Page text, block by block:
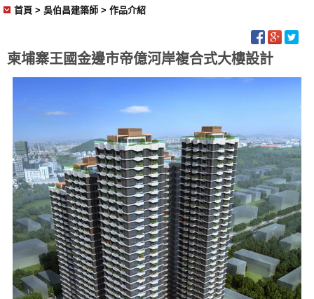
首頁 > 吳伯昌建築師 > 作品介紹
柬埔寨王國金邊市帝億河岸複合式大樓設計